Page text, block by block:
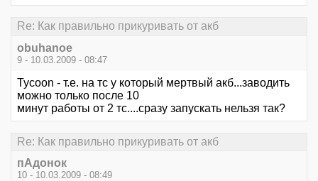
Re: Как правильно прикуривать от акб
obuhanoe
9 - 10.03.2009 - 08:47
Tycoon - т.е. на тс у который мертвый акб...заводить
можно только после 10
минут работы от 2 тс....сразу запускать нельзя так?
Re: Как правильно прикуривать от акб
пАдонок
10 - 10.03.2009 - 08:49